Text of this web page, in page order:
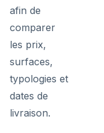
afin de
comparer
les prix,
surfaces,
typologies et
dates de
livraison.